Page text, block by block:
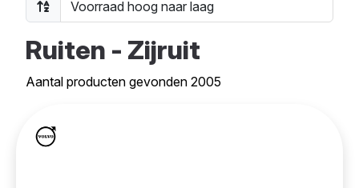
Ruiten - Zijruit
Aantal producten gevonden 2005